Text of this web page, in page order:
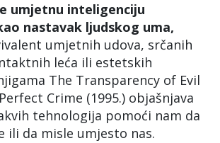
umjetnu inteligenciju
nastavak ljudskog uma,
umjetnih udova, srčanih
leća ili estetskih
The Transparency of Evil
Crime (1995.) objašnjava
tehnologija pomoći nam da
ili da misle umjesto nas.